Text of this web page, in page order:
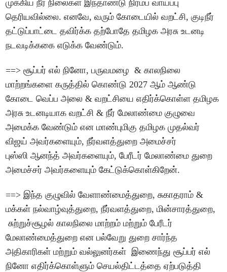
முக்கிய நீர் நிலைகள் இந்தாண்டு நிரம்ப வாய்ப்பு
தெரியவில்லை. எனவே, வரும் கோடையில் வறட்சி, குடிநீர்
தட்டுப்பாட்டை தவிர்க்க தற்போதே தமிழக அரசு உடனடி
நடவடிக்ககை எடுக்க வேண்டும்.
==> சூப்பர் எல் நினோ, பருவமழை & காலநிலை
மாற்றங்களை கருத்தில் கொண்டு 2027 ஆம் ஆண்டு
கோடை வெப்ப அலை & வறட்சியை எதிர்க்கொள்ள தமிழக
அரசு உடனடியாக வறட்சி & நீர் மேலாண்மை குழுவை
அமைக்க வேண்டும் என மாண்புமிகு தமிழக முதல்வர்
விஜய் அவர்களையும், நீர்வளத்துறை அமைச்சர்
புஸ்ஸி ஆனந்த் அவர்களையும், பேரீடர் மேலாண்மை துறை
அமைச்சர் அவர்களையும் கேட்டுக்கொள்கிறேன்.
==> இந்த குழுவில் வேளாண்மைத்துறை, சுகாதராம் &
மக்கள் நல்வாழ்வுத்துறை, நீர்வளத்துறை, மின்சாரத்துறை,
சுற்றுச்சூழல் காலநிலை மாற்றம் மற்றும் பேரீடர்
மேலாண்மைத்துறை என பல்வேறு துறை சார்ந்த
அதிகாரிகள் மற்றும் வல்லுனர்கள் இணைந்து சூப்பர் எல்
நினோ எதிர்க்கொள்ளும் செயல்திட்டத்தை ஏற்படுத்தி